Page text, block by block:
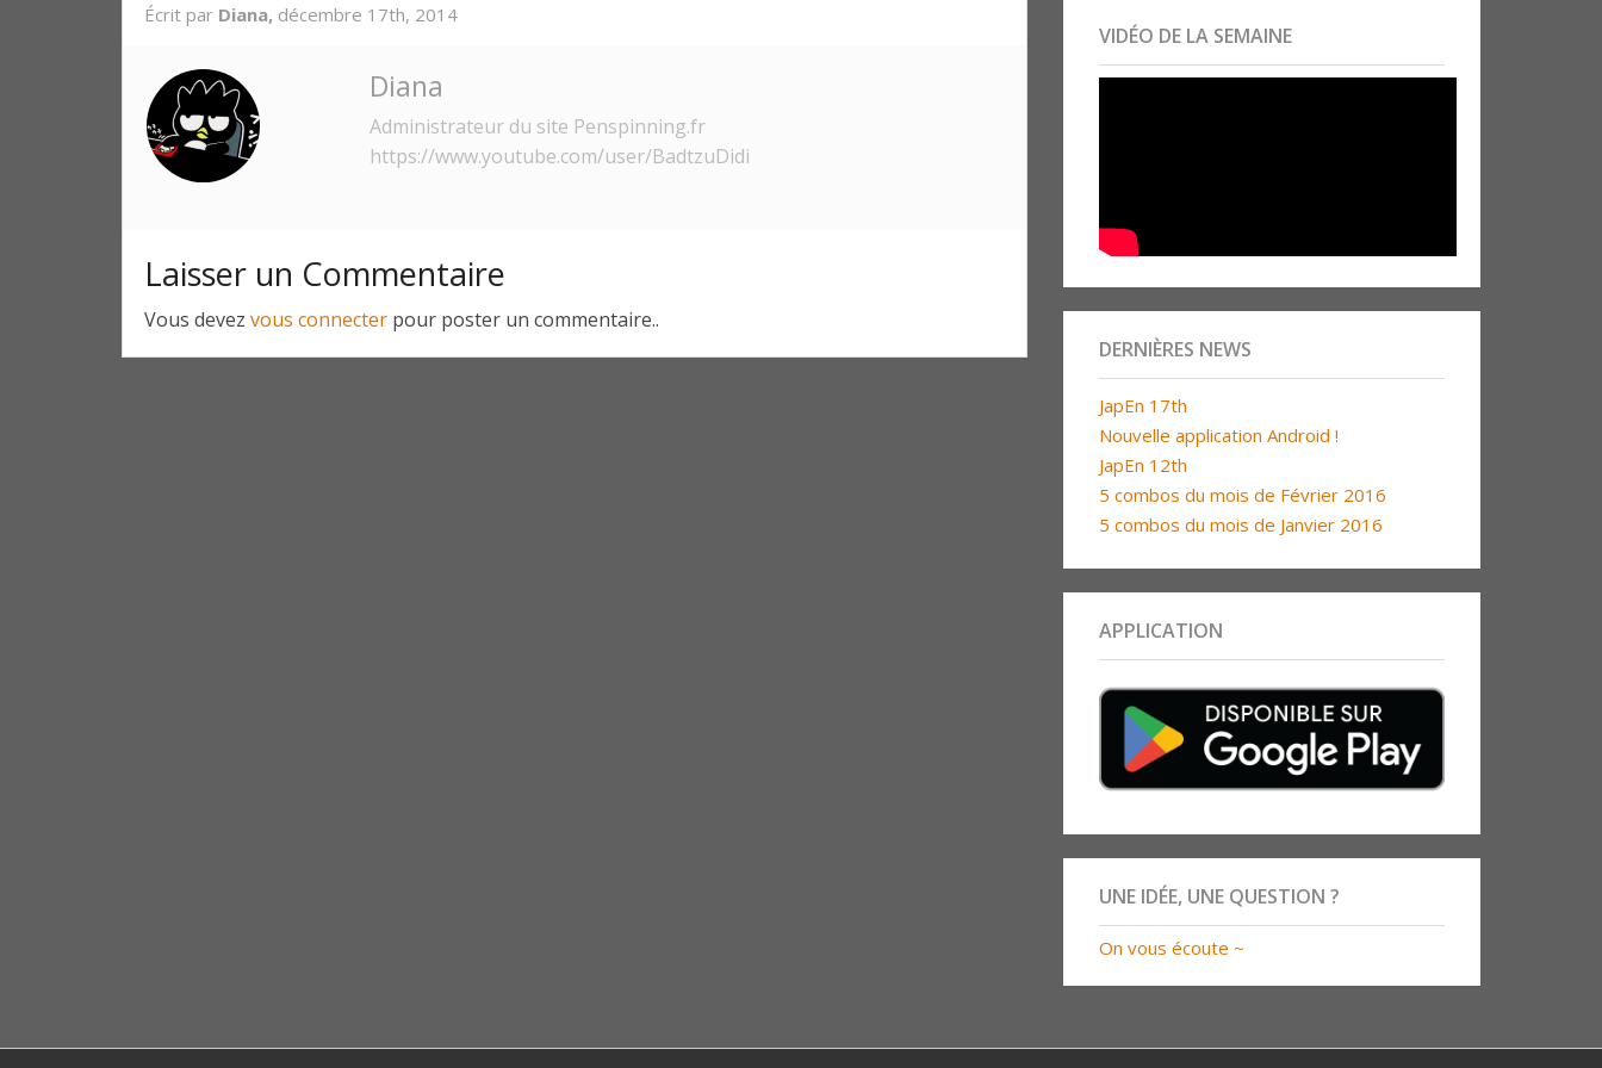
Écrit par Diana, décembre 17th, 2014
Diana
Administrateur du site Penspinning.fr
https://www.youtube.com/user/BadtzuDidi
Laisser un Commentaire
Vous devez vous connecter pour poster un commentaire..
VIDÉO DE LA SEMAINE
DERNIÈRES NEWS
JapEn 17th
Nouvelle application Android !
JapEn 12th
5 combos du mois de Février 2016
5 combos du mois de Janvier 2016
APPLICATION
UNE IDÉE, UNE QUESTION ?
On vous écoute ~